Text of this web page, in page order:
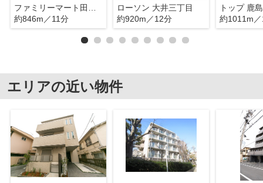
約846m／11分
ローソン 大井三丁目
約920m／12分
トップ 鹿
約1011m
エリアの近い物件